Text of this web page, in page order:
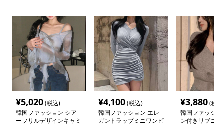
¥5,020(税込)
韓国ファッション シア
ーフリルデザインキャミ
¥4,100(税込)
韓国ファッション エレ
ガントラップミニワンピ
¥3,880(税
韓国ファッシ
ン付きリブニ